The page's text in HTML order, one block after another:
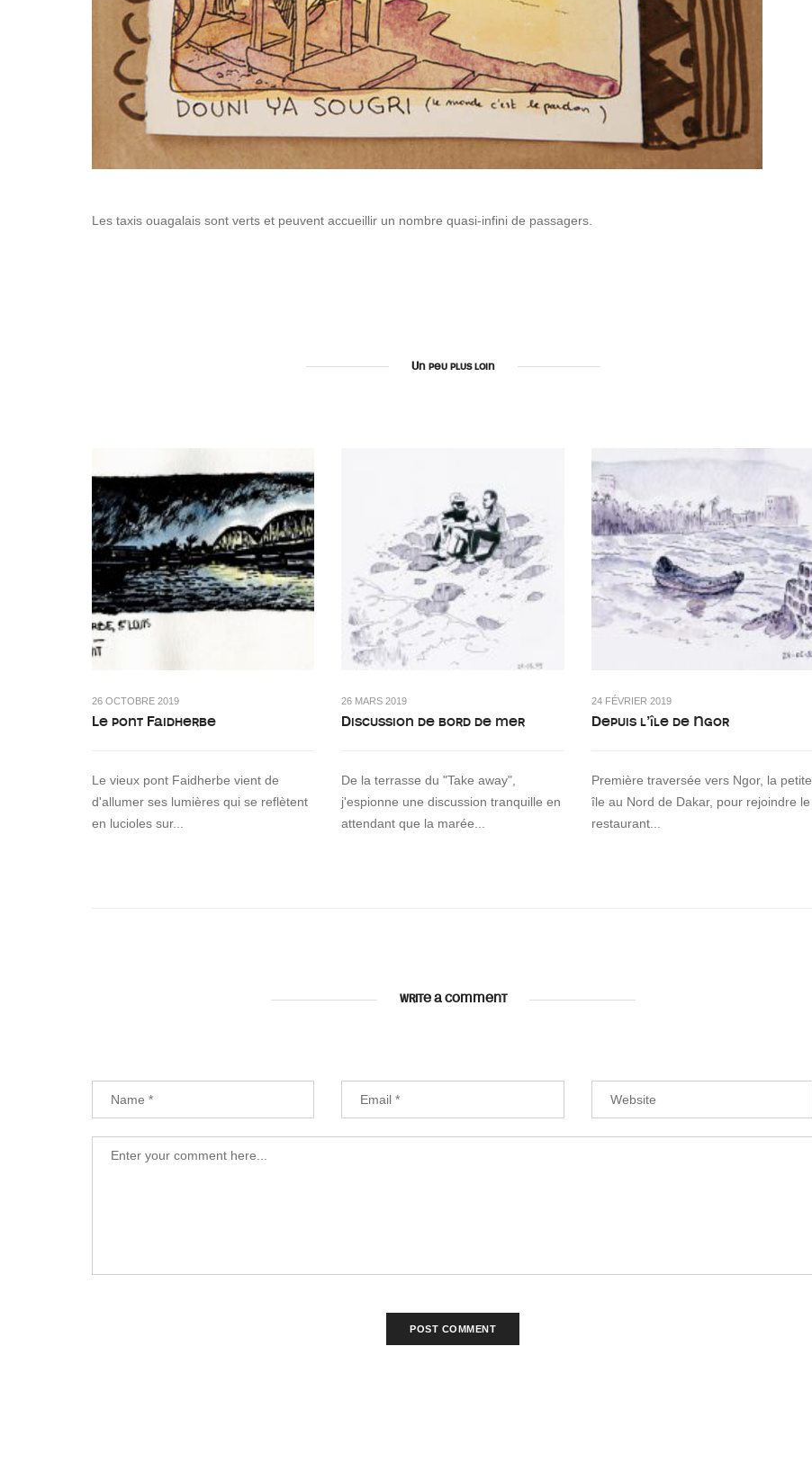
Les taxis ouagalais sont verts et peuvent accueillir un nombre quasi-infini de passagers.
Un peu plus loin
26 OCTOBRE 2019
Le pont Faidherbe
Le vieux pont Faidherbe vient de
d'allumer ses lumières qui se reflètent
en lucioles sur...
26 MARS 2019
Discussion de bord de mer
De la terrasse du "Take away",
j'espionne une discussion tranquille en
attendant que la marée...
24 FÉVRIER 2019
Depuis l’île de Ngor
Première traversée vers Ngor, la petite
île au Nord de Dakar, pour rejoindre le
restaurant...
WRITE A COMMENT